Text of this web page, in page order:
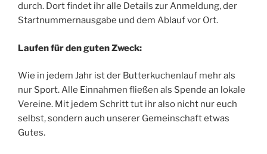
durch. Dort findet ihr alle Details zur Anmeldung, der
Startnummernausgabe und dem Ablauf vor Ort.
Laufen für den guten Zweck:
Wie in jedem Jahr ist der Butterkuchenlauf mehr als
nur Sport. Alle Einnahmen fließen als Spende an lokale
Vereine. Mit jedem Schritt tut ihr also nicht nur euch
selbst, sondern auch unserer Gemeinschaft etwas
Gutes.